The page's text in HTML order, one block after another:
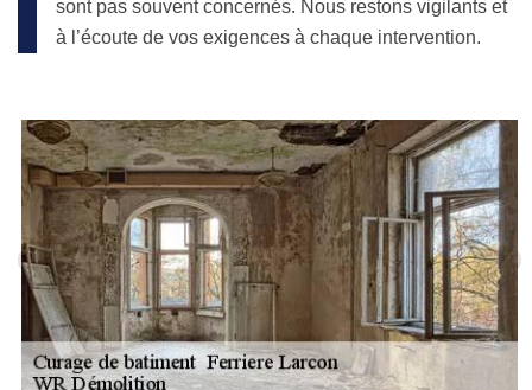
sont pas souvent concernés. Nous restons vigilants et
à l’écoute de vos exigences à chaque intervention.